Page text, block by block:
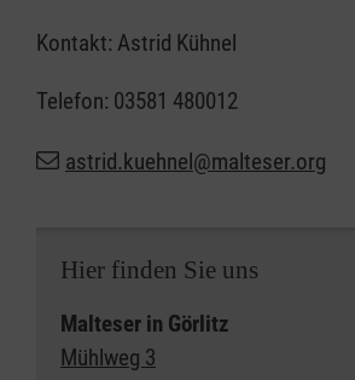
Kontakt: Astrid Kühnel
Telefon: 03581 480012
astrid.kuehnel@malteser.org
Hier finden Sie uns
Malteser in Görlitz
Mühlweg 3